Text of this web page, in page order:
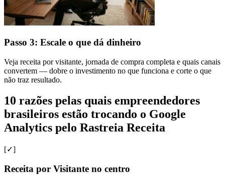
Passo 3: Escale o que dá dinheiro
Veja receita por visitante, jornada de compra completa e quais canais
convertem — dobre o investimento no que funciona e corte o que
não traz resultado.
10 razões pelas quais empreendedores
brasileiros estão trocando o Google
Analytics pelo Rastreia Receita
[✓]
Receita por Visitante no centro